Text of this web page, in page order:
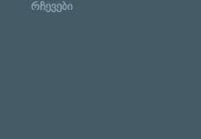
რჩევები